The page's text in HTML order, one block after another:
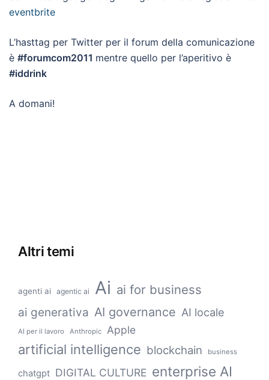
eventbrite
L’hasttag per Twitter per il forum della comunicazione
è #forumcom2011 mentre quello per l’aperitivo è
#iddrink
A domani!
Altri temi
agenti ai agentic ai Ai ai for business
ai generativa AI governance AI locale
AI per il lavoro Anthropic Apple
artificial intelligence blockchain business
chatgpt DIGITAL CULTURE enterprise AI